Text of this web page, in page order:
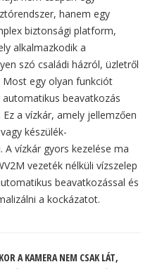
hanem egy
biztonsági platform,
alkalmazkodik a
szó családi házról, üzletről
egy olyan funkciót
beavatkozás
a vízkár, amely jellemzően
készülék-
A vízkár gyors kezelése ma
vezeték nélküli vízszelep
beavatkozással és
a kockázatot.
A KAMERA NEM CSAK LÁT,